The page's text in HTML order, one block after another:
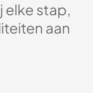
elke stap,
aan